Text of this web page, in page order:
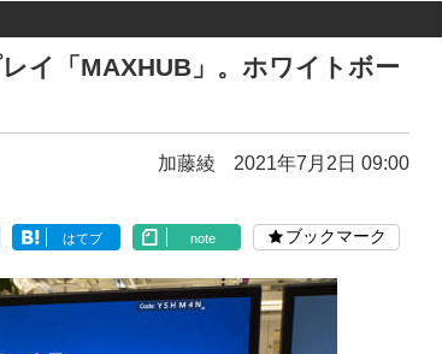
イ「MAXHUB」。ホワイトボー
加藤綾 2021年7月2日 09:00
はてブ note ブックマーク